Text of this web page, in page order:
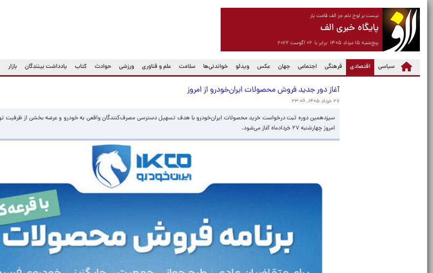
نیست بر لوح دلم جز الف قامت یار
پایگاه خبری الف
پنج‌شنبه ۱۵ مرداد ۱۴۰۵ برابر با ۰۶ آگوست ۲۰۲۶
سیاسی اقتصادی
(current) فرهنگی اجتماعی جهان عکس ویدئو خواندنی‌ها سلامت علم و فناوری ورزشی حوادث کتاب یادداشت بینندگان بازار
آغاز دور جدید فروش محصولات ایران‌خودرو از امروز
۲۷ خرداد ۱۴۰۵، ۲۳:۰۸
امروز چهارشنبه ۲۷ خردادماه آغاز می‌شود.